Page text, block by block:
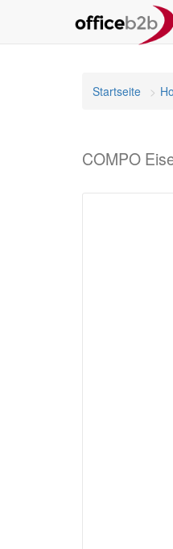
Startseite
COMPO